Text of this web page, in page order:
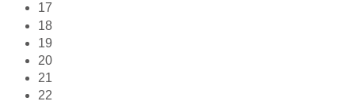
17
18
19
20
21
22